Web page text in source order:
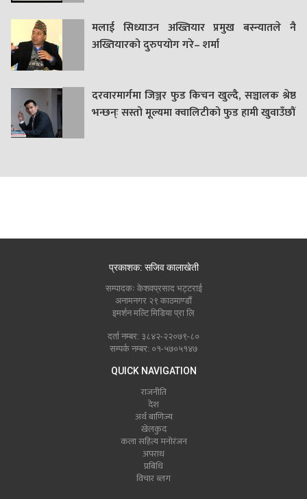
मलाई सिध्याउन अख्तियार प्रमुख बस्न्यातले नै
अख्तियारको दुरुपयोग गरे– शर्मा
दरवारमार्गमा जिञ्जर फुड किचन खुल्दै, सञ्चालक श्रेष्ठ
भन्छन्ः सस्तो मूल्यमा क्वालिटीको फुड हामी खुवाउँछौं
प्रकाशक: सजिव कालाखेती
सम्पादकः केशवप्रसाद भट्टराई
अनामनगर २९ काठमाण्डौं
इमर्शन मल्टि मिडिया प्रा लि
दर्ता नम्बर: ३८४२-२२०७९-८०
सम्पर्क नम्बर: ०१-५७०५१४७
QUICK NAVIGATION
राजनीति
देश
अर्थ बाणिज्य
खेलकुद
कला सहित्य मनोरंजन
अपराध
प्रबिधि
विचार ब्लग